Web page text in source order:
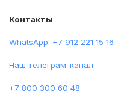
Контакты
WhatsApp: +7 912 221 15 16
Наш телеграм-канал
+7 800 300 60 48